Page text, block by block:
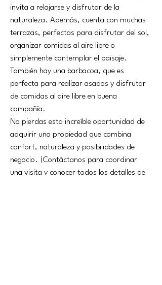
invita a relajarse y disfrutar de la
naturaleza. Además, cuenta con muchas
terrazas, perfectas para disfrutar del sol,
organizar comidas al aire libre o
simplemente contemplar el paisaje.
También hay una barbacoa, que es
perfecta para realizar asados y disfrutar
de comidas al aire libre en buena
compañía.
No pierdas esta increíble oportunidad de
adquirir una propiedad que combina
confort, naturaleza y posibilidades de
negocio. ¡Contáctanos para coordinar
una visita y conocer todos los detalles de